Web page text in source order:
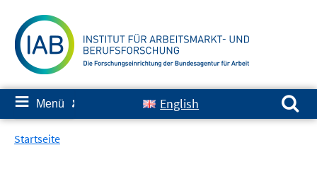
zum
Inhalt
≡ Menü ✘ English
Suchen nach:
Startseite